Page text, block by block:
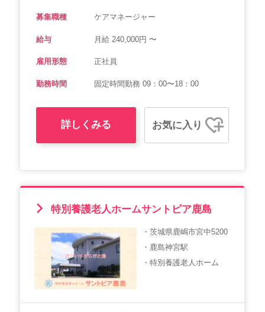
募集職種 ケアマネージャー
給与 月給 240,000円 〜
雇用形態 正社員
勤務時間 固定時間勤務 09：00〜18：00
詳しくみる お気に入り
特別養護老人ホームサントピア鹿島
・茨城県鹿嶋市宮中5200
・鹿島神宮駅
・特別養護老人ホーム